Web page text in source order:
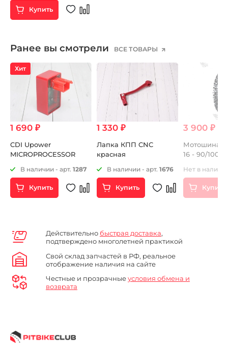
Купить
Ранее вы смотрели ВСЕ ТОВАРЫ
Хит
1 690 ₽
CDI Upower
MICROPROCESSOR
В наличии - арт. 1287
Купить
1 330 ₽
Лапка КПП CNC
красная
В наличии - арт. 1676
Купить
3 900 ₽
Мотошина
16 - 90/100
Нет в
Купить
Действительно быстрая доставка,
подтверждено многолетней практикой
Свой склад запчастей в РФ, реальное
отображение наличия на сайте
Честные и прозрачныеусловия обмена и
возврата